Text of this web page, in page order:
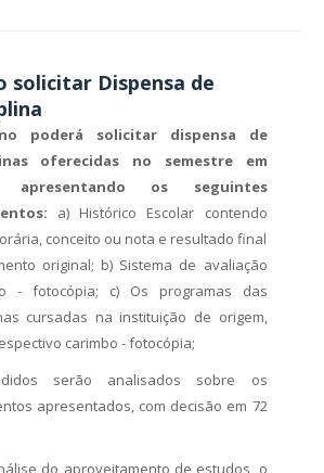
solicitar Dispensa de
poderá solicitar dispensa de
oferecidas no semestre em
apresentando os seguintes
a) Histórico Escolar contendo
conceito ou nota e resultado final
original; b) Sistema de avaliação
- fotocópia; c) Os programas das
cursadas na instituição de origem,
carimbo - fotocópia;
serão analisados sobre os
apresentados, com decisão em 72
do aproveitamento de estudos, o